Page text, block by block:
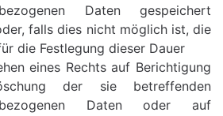
Daten gespeichert
falls dies nicht möglich ist, die
die Festlegung dieser Dauer
eines Rechts auf Berichtigung
der sie betreffenden
Daten oder auf